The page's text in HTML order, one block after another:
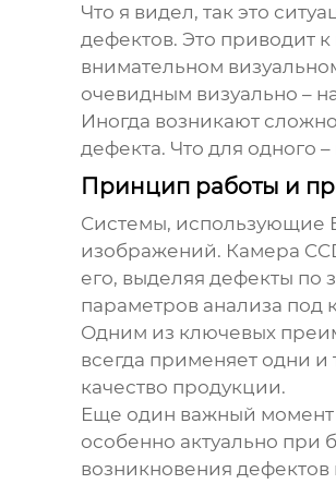
Что я видел, так это
дефектов. Это приводит
внимательном
очевидным визуально –
Иногда возникают
дефекта. Что для одного
Принцип работы и
Системы, использующие
изображений. Камера
его, выделяя дефекты по
параметров анализа под
Одним из ключевых
всегда применяет одни и
качество продукции.
Еще один важный момент
особенно актуально при
возникновения